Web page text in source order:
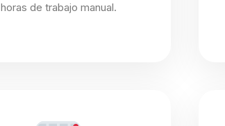
horas de trabajo manual.